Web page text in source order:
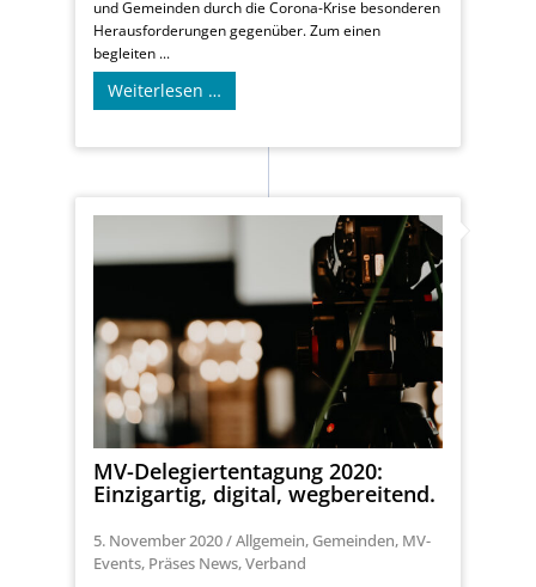
und Gemeinden durch die Corona-Krise besonderen
Herausforderungen gegenüber. Zum einen
begleiten ...
Weiterlesen …
MV-Delegiertentagung 2020:
Einzigartig, digital, wegbereitend.
5. November 2020/Allgemein, Gemeinden, MV-
Events, Präses News,Verband